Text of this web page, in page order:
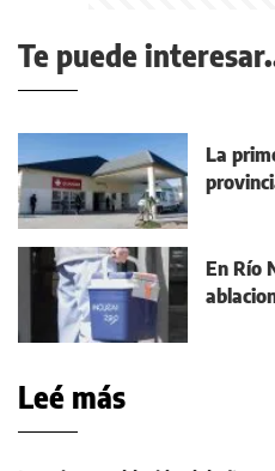
Te puede
La
En Río
Leé más